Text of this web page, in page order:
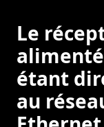
Le
étant
au